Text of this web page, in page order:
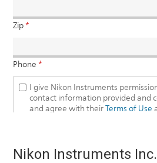
Nikon Instruments Inc.